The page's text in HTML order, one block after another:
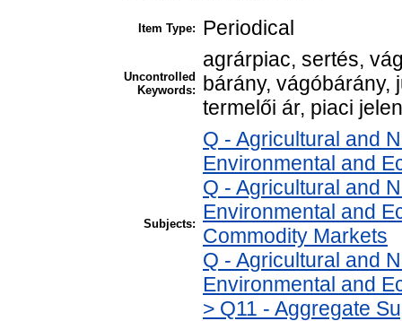
Item Type: Periodical
Uncontrolled
Keywords:
agrárpiac, sertés,
bárány, vágóbárány,
termelői ár, piaci
Subjects:
Q - Agricultural and
Environmental and
Q - Agricultural and
Environmental and
Commodity Markets
Q - Agricultural and
Environmental and
> Q11 - Aggregate